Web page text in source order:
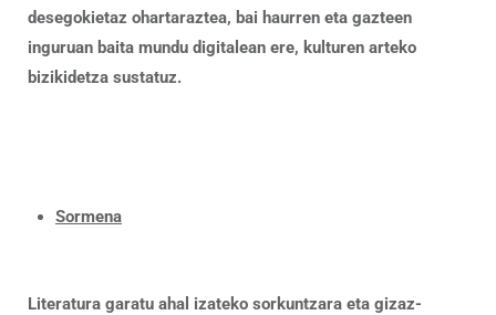
desegokietaz ohartaraztea, bai haurren eta gazteen
inguruan baita mundu digitalean ere, kulturen arteko
bizikidetza sustatuz.
Sormena
Literatura garatu ahal izateko sorkuntzara eta gizaz-